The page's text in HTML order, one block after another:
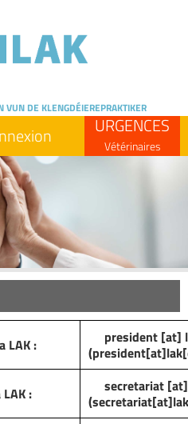
VUN DE KLENGDÉIEREPRAKTIKER
URGENCES
Vétérinaires
LAK : president [at]
: secretariat